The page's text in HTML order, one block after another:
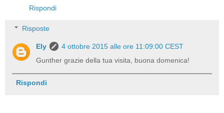
Rispondi
Risposte
Ely
4 ottobre 2015 alle ore 11:09:00 CEST
Gunther grazie della tua visita, buona domenica!
Rispondi